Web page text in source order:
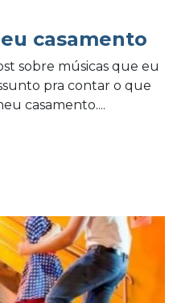
casamento
sobre músicas que eu
pra contar o que
casamento....